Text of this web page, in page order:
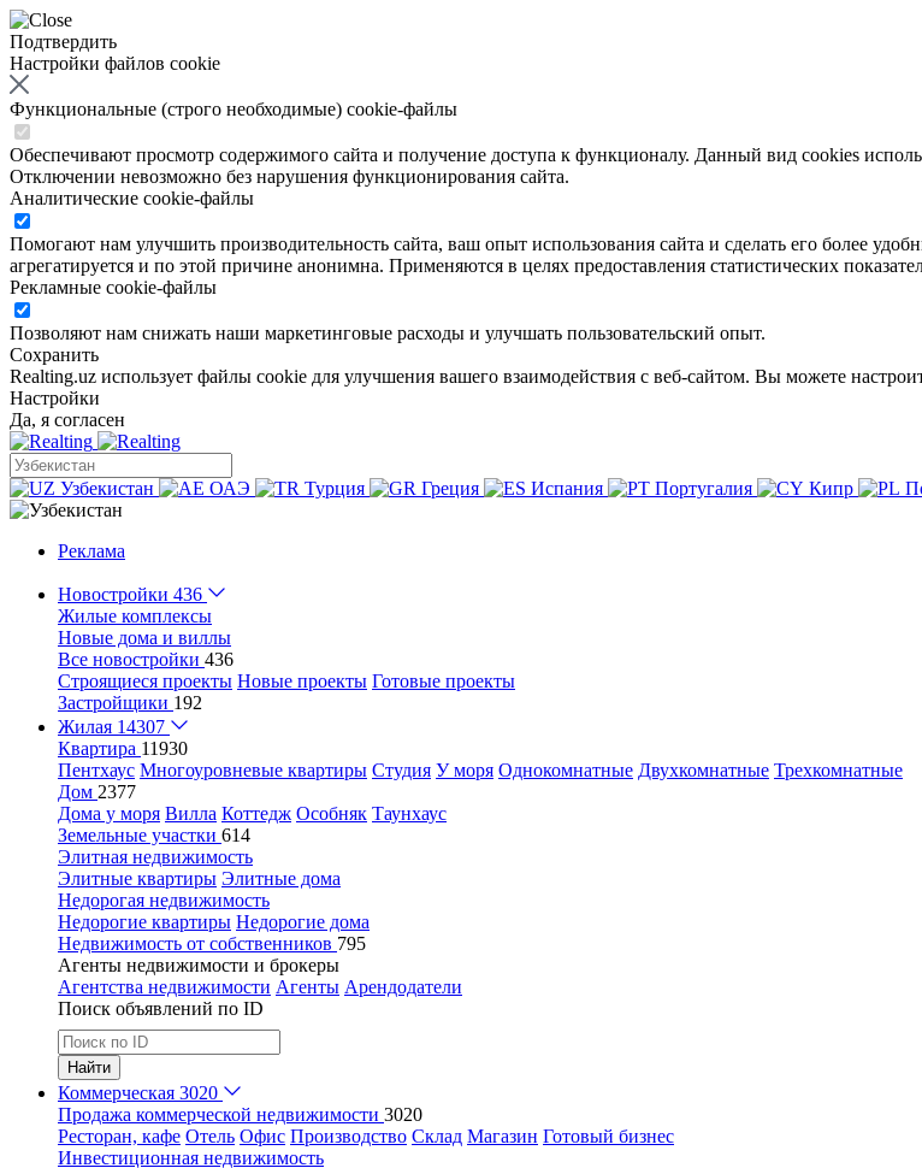
Подтвердить
Настройки файлов cookie
Функциональные (строго необходимые) cookie-файлы
Обеспечивают просмотр содержимого сайта и получение доступа к функционалу. Данный вид cookies
Отключении невозможно без нарушения функционирования сайта.
Аналитические cookie-файлы
Помогают нам улучшить производительность сайта, ваш опыт использования сайта и сделать его более
агрегатируется и по этой причине анонимна. Применяются в целях предоставления статистических
Рекламные cookie-файлы
Позволяют нам снижать наши маркетинговые расходы и улучшать пользовательский опыт.
Сохранить
Realting.uz использует файлы cookie для улучшения вашего взаимодействия с веб-сайтом. Вы можете
Настройки
Да, я согласен
Узбекистан ОАЭ Турция Греция Испания Португалия Кипр
Реклама
Новостройки 436
Жилые комплексы
Новые дома и виллы
Все новостройки 436
Строящиеся проекты Новые проекты Готовые проекты
Застройщики 192
Жилая 14307
Квартира 11930
Пентхаус Многоуровневые квартиры Студия У моря Однокомнатные Двухкомнатные Трехкомнатные
Дом 2377
Дома у моря Вилла Коттедж Особняк Таунхаус
Земельные участки 614
Элитная недвижимость
Элитные квартиры Элитные дома
Недорогая недвижимость
Недорогие квартиры Недорогие дома
Недвижимость от собственников 795
Агенты недвижимости и брокеры
Агентства недвижимости Агенты Арендодатели
Поиск объявлений по ID
Найти
Коммерческая 3020
Продажа коммерческой недвижимости 3020
Ресторан, кафе Отель Офис Производство Склад Магазин Готовый бизнес
Инвестиционная недвижимость